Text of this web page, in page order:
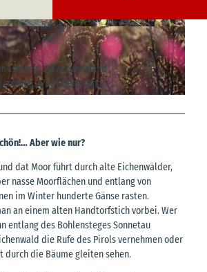
Tourismus |
CC-BY
© Angela Pannek, Cuxland-Tourismus |
CC-BY
5,01 km
3 m
Löhweg, 27624 Geestland
27624 Geestland
Aber wie nur?
dat Moor führt durch alte Eichenwälder,
nasse Moorflächen und entlang von
im Winter hunderte Gänse rasten.
an einem alten Handtorfstich vorbei. Wer
entlang des Bohlensteges Sonnetau
die Rufe des Pirols vernehmen oder
durch die Bäume gleiten sehen.